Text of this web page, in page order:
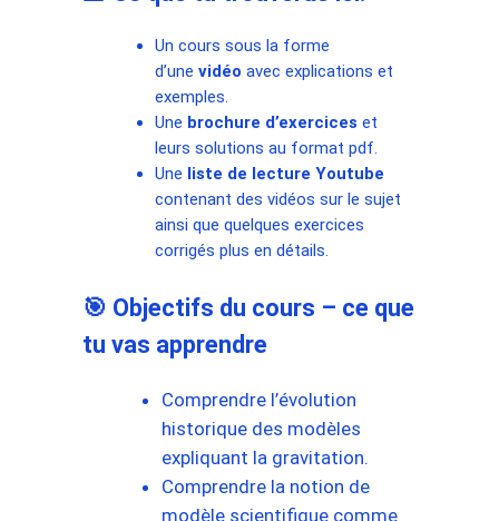
Un cours sous la forme
d’unevidéo avec explications et
exemples.
Une brochure d’exercices et
leurs solutions au format pdf.
Une liste de lecture Youtube
contenant des vidéos sur le sujet
ainsi que quelques exercices
corrigés plus en détails.
🎯 Objectifs du cours – ce que
tu vas apprendre
Comprendre l’évolution
historique des modèles
expliquant la gravitation.
Comprendre la notion de
modèle scientifique comme